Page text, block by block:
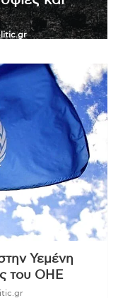
Υεμένη
του ΟΗΕ